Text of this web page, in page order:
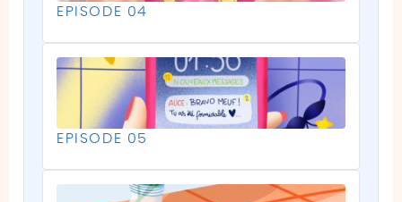
EPISODE 04
EPISODE 05